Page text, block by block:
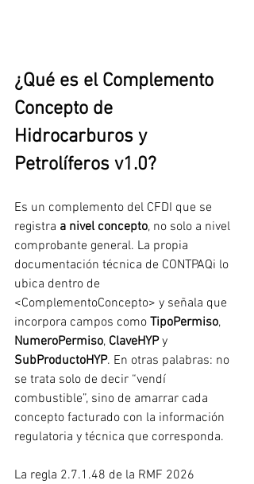
¿Qué es el Complemento
Concepto de
Hidrocarburos y
Petrolíferos v1.0?
Es un complemento del CFDI que se
registra a nivel concepto, no solo a nivel
comprobante general. La propia
documentación técnica de CONTPAQi lo
ubica dentro de
<ComplementoConcepto> y señala que
incorpora campos como TipoPermiso,
NumeroPermiso, ClaveHYP y
SubProductoHYP. En otras palabras: no
se trata solo de decir “vendí
combustible”, sino de amarrar cada
concepto facturado con la información
regulatoria y técnica que corresponda.
La regla 2.7.1.48 de la RMF 2026